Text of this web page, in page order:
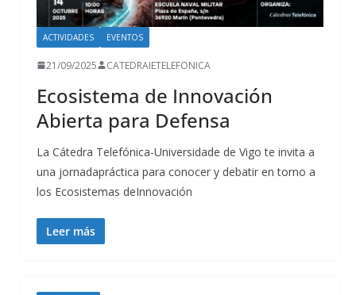
ACTIVIDADES EVENTOS
21/09/2025 CATEDRAIETELEFONICA
Ecosistema de Innovación
Abierta para Defensa
La Cátedra Telefónica-Universidade de Vigo te invita a
una jornadapráctica para conocer y debatir en torno a
los Ecosistemas deInnovación
Leer más